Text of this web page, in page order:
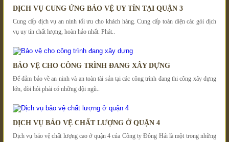
DỊCH VỤ CUNG ỨNG BẢO VỆ UY TÍN TẠI QUẬN 3
Cung cấp dịch vụ an ninh tối ưu cho khách hàng. Cung cấp toàn diện các gói dịch
vụ uy tín chất lượng, hoàn hảo nhất. Phát..
BẢO VỆ CHO CÔNG TRÌNH ĐANG XÂY DỰNG
Để đảm bảo về an ninh và an toàn tài sản tại các công trình đang thi công xây dựng
lớn, đòi hỏi phải có những đội ngũ..
DỊCH VỤ BẢO VỆ CHẤT LƯỢNG Ở QUẬN 4
Dịch vụ bảo vệ chất lượng cao ở quận 4 của Công ty Đông Hải là một trong những